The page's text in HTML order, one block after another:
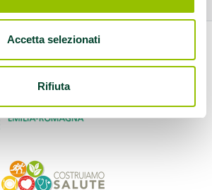
Accetta selezionati
Rifiuta